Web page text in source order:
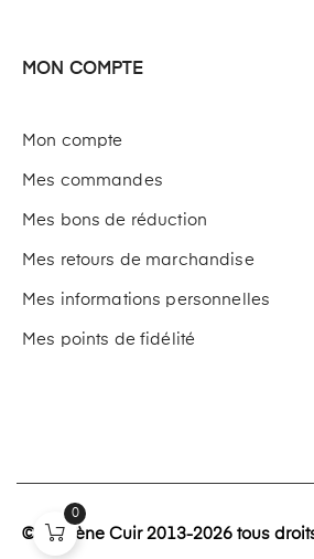
MON COMPTE
Mon compte
Mes commandes
Mes bons de réduction
Mes retours de marchandise
Mes informations personnelles
Mes points de fidélité
© Paulène Cuir 2013-2026 tous
0